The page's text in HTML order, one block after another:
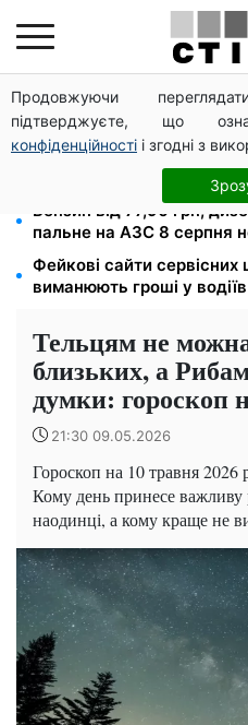
Продовжуючи
підтверджуєте, що
конфіденційності і згодні з
Тарифи Київстар і
скільки коштує зв'язок у
До 19 400 грн на дрова:
субсидію для власників
Бензин від 77,90 грн,
пальне на АЗС 8 серпня
Фейкові сайти
виманюють гроші у
Тельцям не
близьких, а
думки: гороскоп
21:30 09.05.2026
Гороскоп на 10 травня 2026
Кому день принесе важливу
наодинці, а кому краще не